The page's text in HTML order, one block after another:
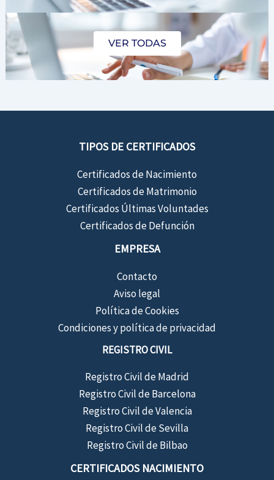
VER TODAS
TIPOS DE CERTIFICADOS
Certificados de Nacimiento
Certificados de Matrimonio
Certificados Últimas Voluntades
Certificados de Defunción
EMPRESA
Contacto
Aviso legal
Política de Cookies
Condiciones y política de privacidad
REGISTRO CIVIL
Registro Civil de Madrid
Registro Civil de Barcelona
Registro Civil de Valencia
Registro Civil de Sevilla
Registro Civil de Bilbao
CERTIFICADOS NACIMIENTO